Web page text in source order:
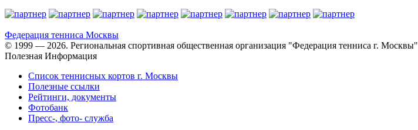
Федерация тенниса Москвы
© 1999 — 2026. Региональная спортивная общественная организация "Федерация тенниса г. Москвы"
Полезная Информация
Список теннисных кортов г. Москвы
Полезные ссылки
Рейтинги, документы
Фотобанк
Пресс-, фото- служба